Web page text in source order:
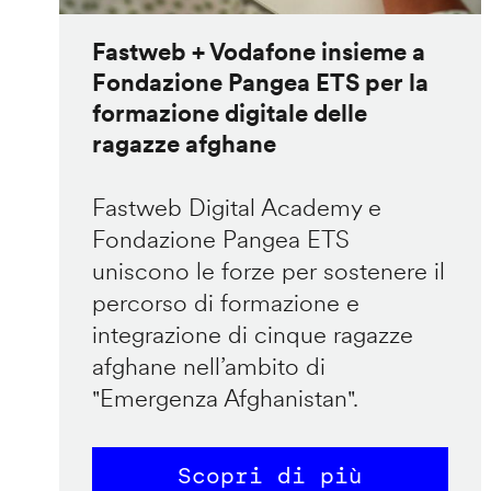
Fastweb + Vodafone insieme a
Fondazione Pangea ETS per la
formazione digitale delle
ragazze afghane
Fastweb Digital Academy e
Fondazione Pangea ETS
uniscono le forze per sostenere il
percorso di formazione e
integrazione di cinque ragazze
afghane nell’ambito di
"Emergenza Afghanistan".
Scopri di più